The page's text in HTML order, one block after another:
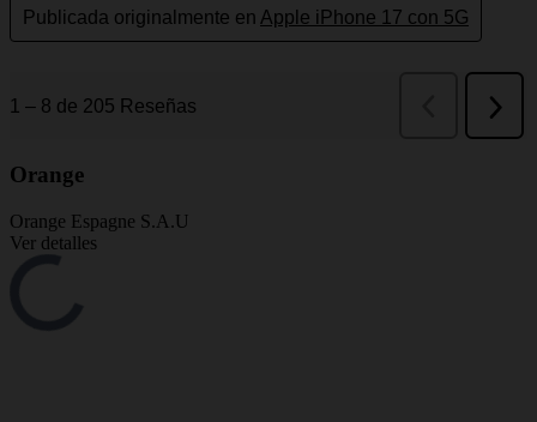
Orange
Orange Espagne S.A.U
Ver detalles